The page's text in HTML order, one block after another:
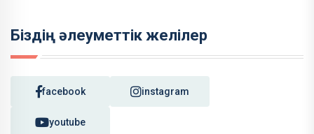
Біздің әлеуметтік желілер
facebook instagram
youtube